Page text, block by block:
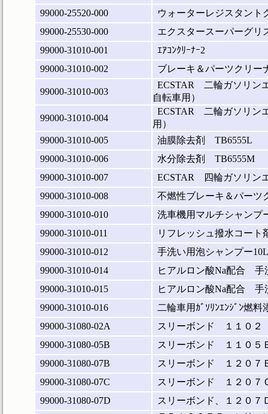
99000-25520-000
ウォーターレジスタン
99000-25530-000
エクスタースーパーグリ
99000-31010-001
ｴｱｺﾝｸﾘｰﾅｰ2
99000-31010-002
ブレーキ＆パーツクリ
99000-31010-003
ECSTAR 二輪ガソリン
自転車用）
99000-31010-004
ECSTAR 二輪ガソリン
用）
99000-31010-005
油膜除去剤 TB6555L
99000-31010-006
水分除去剤 TB6555M
99000-31010-007
ECSTAR 四輪ガソリ
99000-31010-008
不燃性ブレーキ＆パーツ
99000-31010-010
洗車機用マルチシャンプ
99000-31010-011
リフレッシュ撥水コート
99000-31010-012
手洗い用泡シャンプー10L
99000-31010-014
ヒアルロン酸Na配合 手
99000-31010-015
ヒアルロン酸Na配合 手
99000-31010-016
二輪車用ｶﾞｿﾘﾝｴﾝｼﾞﾝ燃料
99000-31080-02A
スリーボンド １１０２
99000-31080-05B
スリーボンド １１０５
99000-31080-07B
スリーボンド １２０７
99000-31080-07C
スリーボンド １２０７
99000-31080-07D
スリーボンド、１２０７